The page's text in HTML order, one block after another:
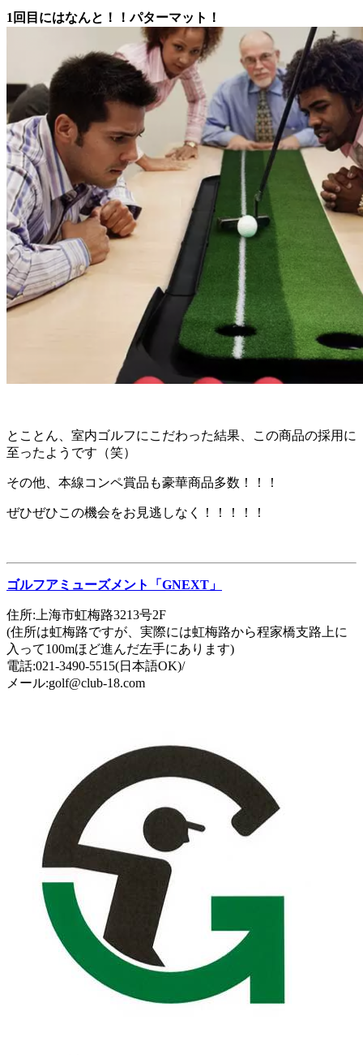
1回目にはなんと！！パターマット！
とことん、室内ゴルフにこだわった結果、この商品の採用に
至ったようです（笑）
その他、本線コンペ賞品も豪華商品多数！！！
ぜひぜひこの機会をお見逃しなく！！！！！
ゴルフアミューズメント「GNEXT」
住所:上海市虹梅路3213号2F
(住所は虹梅路ですが、実際には虹梅路から程家橋支路上に
入って100mほど進んだ左手にあります)
電話:021-3490-5515(日本語OK)/
メール:golf@club-18.com